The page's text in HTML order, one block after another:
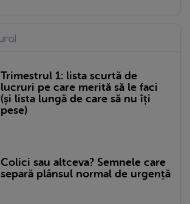
Trimestrul 1: lista scurtă de
lucruri pe care merită să le faci
(și lista lungă de care să nu îți
pese)
Colici sau altceva? Semnele care
separă plânsul normal de urgență